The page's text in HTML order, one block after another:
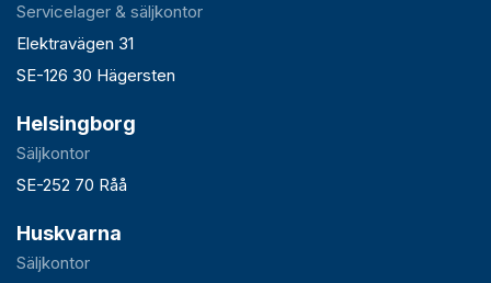
Servicelager & säljkontor
Elektravägen 31
SE-126 30 Hägersten
Helsingborg
Säljkontor
SE-252 70 Råå
Huskvarna
Säljkontor